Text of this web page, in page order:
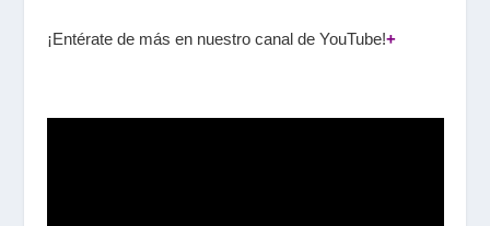
¡Entérate de más en nuestro canal de YouTube!+